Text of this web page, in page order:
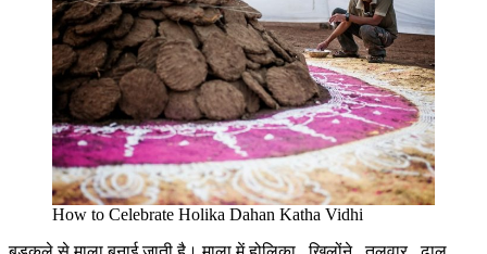
How to Celebrate Holika Dahan Katha Vidhi